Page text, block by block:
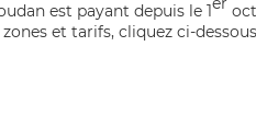
est payant depuis le 1
et tarifs, cliquez ci-